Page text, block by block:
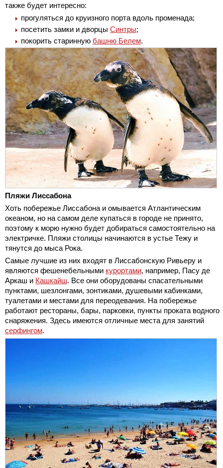
также будет интересно:
прогуляться до круизного порта вдоль променада;
посетить замки и дворцы Синтры;
покорить старинную башню Белем.
Пляжи Лиссабона
Хоть побережье Лиссабона и омывается Атлантическим
океаном, но на самом деле купаться в городе не принято,
поэтому к морю нужно будет добираться самостоятельно на
электричке. Пляжи столицы начинаются в устье Тежу и
тянутся до мыса Рока.
Самые лучшие из них входят в Лиссабонскую Ривьеру и
являются фешенебельными курортами, например, Пасу де
Аркаш и Кашкайш. Все они оборудованы спасательными
пунктами, шезлонгами, зонтиками, душевыми кабинками,
туалетами и местами для переодевания. На побережье
работают рестораны, бары, парковки, пункты проката водного
снаряжения. Здесь имеются отличные места для занятий
серфингом.